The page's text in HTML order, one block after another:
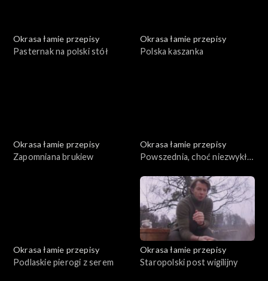
Okrasa łamie przepisy
Pasternak na polski stół
Okrasa łamie przepisy
Polska kaszanka
Okrasa łamie przepisy
Zapomniana brukiew
Okrasa łamie przepisy
Powszednia, choć niezwykła
Okrasa łamie przepisy
Podlaskie pierogi z serem
Okrasa łamie przepisy
Staropolski post wigilijny